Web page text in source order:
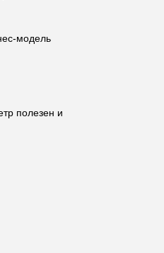
модель
полезен и